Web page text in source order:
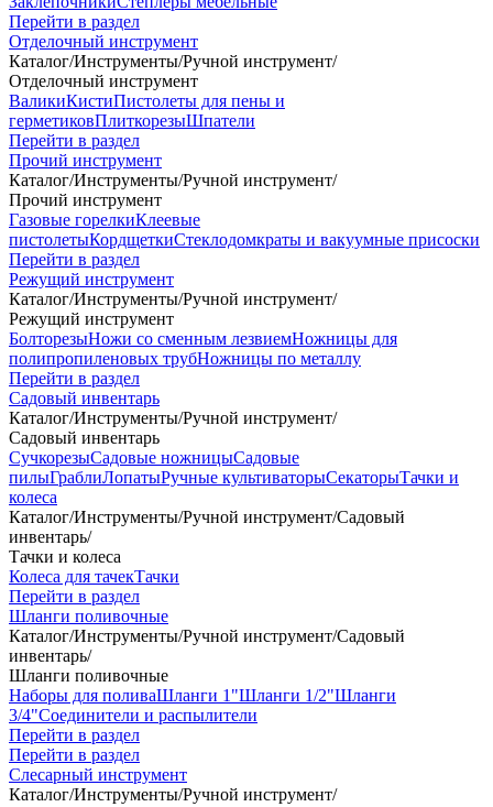
Перейти в раздел
Отделочный инструмент
Каталог/Инструменты/Ручной инструмент/
Отделочный инструмент
ВаликиКистиПистолеты для пены и
герметиковПлиткорезыШпатели
Перейти в раздел
Прочий инструмент
Каталог/Инструменты/Ручной инструмент/
Прочий инструмент
Газовые горелкиКлеевые
пистолетыКордщеткиСтеклодомкраты и вакуумные присоски
Перейти в раздел
Режущий инструмент
Каталог/Инструменты/Ручной инструмент/
Режущий инструмент
БолторезыНожи со сменным лезвиемНожницы для
полипропиленовых трубНожницы по металлу
Перейти в раздел
Садовый инвентарь
Каталог/Инструменты/Ручной инструмент/
Садовый инвентарь
СучкорезыСадовые ножницыСадовые
пилыГраблиЛопатыРучные культиваторыСекаторыТачки и
колеса
Каталог/Инструменты/Ручной инструмент/Садовый
инвентарь/
Тачки и колеса
Колеса для тачекТачки
Перейти в раздел
Шланги поливочные
Каталог/Инструменты/Ручной инструмент/Садовый
инвентарь/
Шланги поливочные
Наборы для поливаШланги 1"Шланги 1/2"Шланги
3/4"Соединители и распылители
Перейти в раздел
Перейти в раздел
Слесарный инструмент
Каталог/Инструменты/Ручной инструмент/